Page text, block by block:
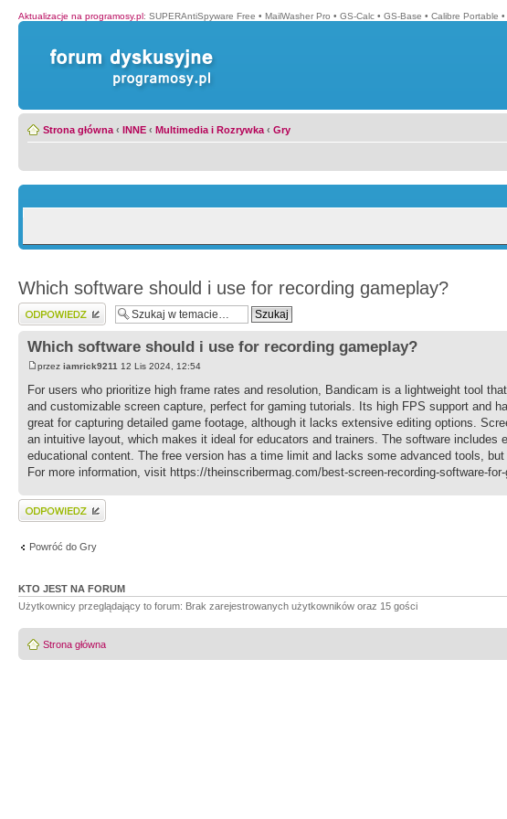
Aktualizacje na programosy.pl: SUPERAntiSpyware Free • MailWasher Pro • GS-Calc • GS-Base • Calibre Portable •
Strona główna ‹ INNE ‹ Multimedia i Rozrywka ‹ Gry
Which software should i use for recording gameplay?
Wyślij odpowiedź
Which software should i use for recording gameplay?
przez iamrick9211 12 Lis 2024, 12:54
For users who prioritize high frame rates and resolution, Bandicam is a lightweight tool
and customizable screen capture, perfect for gaming tutorials. Its high FPS support and
great for capturing detailed game footage, although it lacks extensive editing options.
an intuitive layout, which makes it ideal for educators and trainers. The software
educational content. The free version has a time limit and lacks some advanced tools,
For more information, visit https://theinscribermag.com/best-screen-recording-software-
Wyślij odpowiedź
Powróć do Gry
KTO JEST NA FORUM
Użytkownicy przeglądający to forum: Brak zarejestrowanych użytkowników oraz 15 gości
Strona główna